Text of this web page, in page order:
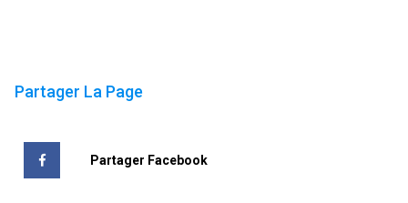
Partager La Page
Partager Facebook